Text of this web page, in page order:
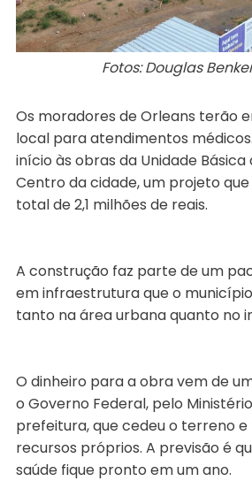
Fotos: Douglas
Os moradores de Orleans terão
local para atendimentos
início às obras da Unidade Básica
Centro da cidade, um projeto
total de 2,1 milhões de reais.
A construção faz parte de um
em infraestrutura que o
tanto na área urbana quanto no
O dinheiro para a obra vem de
o Governo Federal, pelo
prefeitura, que cedeu o terreno
recursos próprios. A previsão é
saúde fique pronto em um ano.